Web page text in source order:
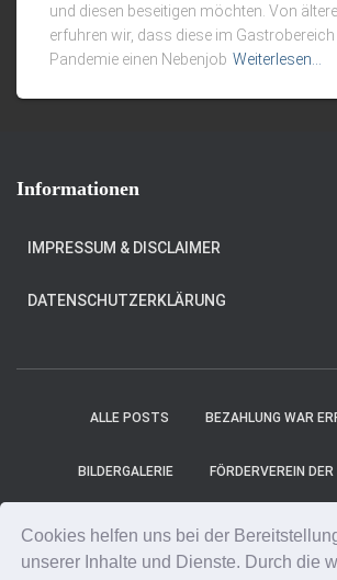
Cookies helfen uns bei der
unserer Inhalte und Dienste. Durch die
und diesen beseitigen möchten. Von
erfuhren wir, dass diese im
Pandemie einen Nebenjob Weiterlesen…
Informationen
IMPRESSUM & DISCLAIMER
DATENSCHUTZERKLÄRUNG
ALLE POSTS BEZAHLUNG WAR
BILDERGALERIE FÖRDERVEREIN
MITGLIEDER PROJEKT-TICKER